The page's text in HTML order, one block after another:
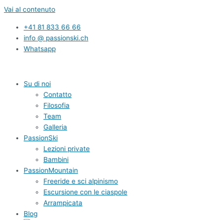
Vai al contenuto
+41 81 833 66 66
info @ passionski.ch
Whatsapp
Su di noi
Contatto
Filosofia
Team
Galleria
PassionSki
Lezioni private
Bambini
PassionMountain
Freeride e sci alpinismo
Escursione con le ciaspole
Arrampicata
Blog